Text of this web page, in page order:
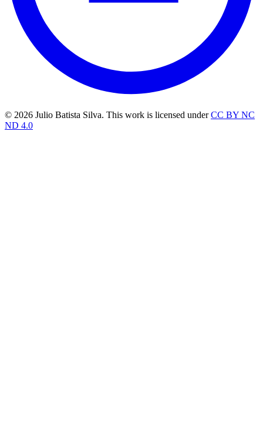
© 2026 Julio Batista Silva. This work is licensed underCC BY NC
ND 4.0